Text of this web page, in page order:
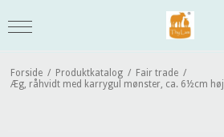
Forside / Produktkatalog / Fair trade /
Æg, råhvidt med karrygul mønster, ca. 6½cm høj